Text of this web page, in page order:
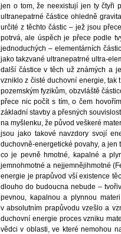
jen o tom, že neexistují jen ty čtyři
ultranepatrné částice ohledně
určité z těchto částic – jež jsou
potrvá, ale úspěch je přece podle
jednoduchých – elementárních
jako takzvané ultranepatrné ultra-
další částice v těch už známých a
vzniklo z čisté duchovní energie, tak
pozemským fyzikům, obzvláště
přece nic počít s tím, o čem
základní stavby a přesných
na myšlenku, že původ veškeré
jsou jako takové navzdory svojí
duchovně-energetické povahy, a jen
co je pevně hmotné, kapalné a
jemnohmotné a nejjemnějihmotné
energie je prapůvod vší existence
dlouho do budoucna nebude –
pevnou, kapalnou a plynnou
v absolutním prapůvodu vzešlo a
duchovní energie proces vzniku
vědci v oblasti, ve které nemohou